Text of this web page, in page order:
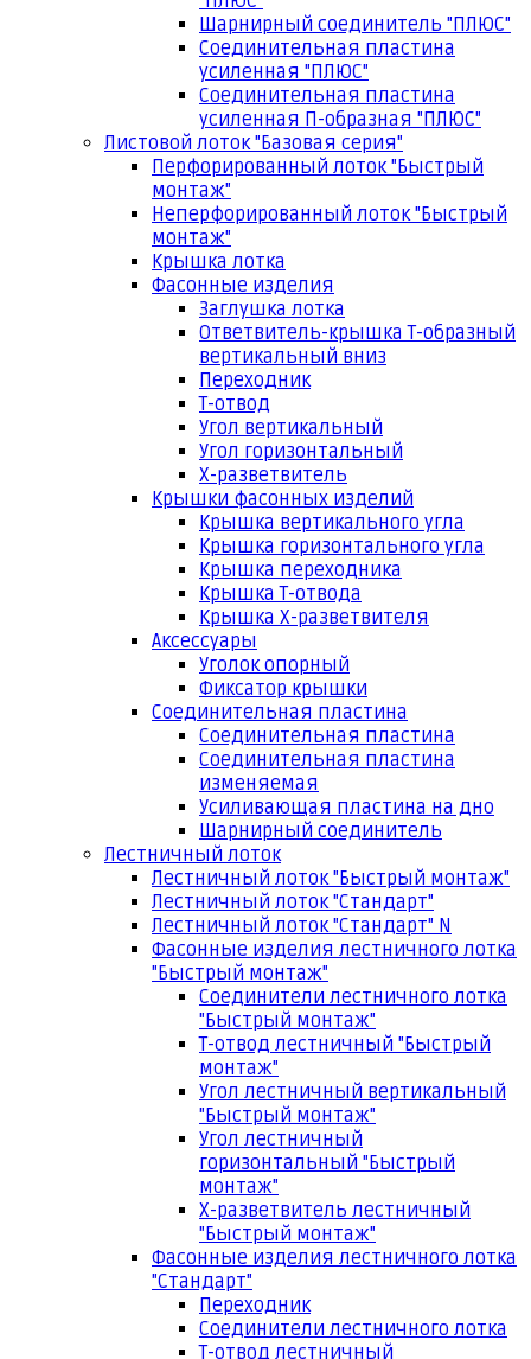
Шарнирный соединитель "ПЛЮС"
Соединительная пластина
усиленная "ПЛЮС"
Соединительная пластина
усиленная П-образная "ПЛЮС"
Листовой лоток "Базовая серия"
Перфорированный лоток "Быстрый
монтаж"
Неперфорированный лоток "Быстрый
монтаж"
Крышка лотка
Фасонные изделия
Заглушка лотка
Ответвитель-крышка Т-образный
вертикальный вниз
Переходник
Т-отвод
Угол вертикальный
Угол горизонтальный
Х-разветвитель
Крышки фасонных изделий
Крышка вертикального угла
Крышка горизонтального угла
Крышка переходника
Крышка Т-отвода
Крышка Х-разветвителя
Аксессуары
Уголок опорный
Фиксатор крышки
Соединительная пластина
Соединительная пластина
Соединительная пластина
изменяемая
Усиливающая пластина на дно
Шарнирный соединитель
Лестничный лоток
Лестничный лоток "Быстрый монтаж"
Лестничный лоток "Стандарт"
Лестничный лоток "Стандарт" N
Фасонные изделия лестничного лотка
"Быстрый монтаж"
Соединители лестничного лотка
"Быстрый монтаж"
Т-отвод лестничный "Быстрый
монтаж"
Угол лестничный вертикальный
"Быстрый монтаж"
Угол лестничный
горизонтальный "Быстрый
монтаж"
Х-разветвитель лестничный
"Быстрый монтаж"
Фасонные изделия лестничного лотка
"Стандарт"
Переходник
Соединители лестничного лотка
Т-отвод лестничный